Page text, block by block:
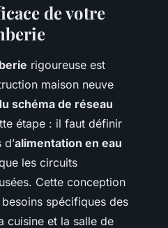
de votre
rigoureuse est
maison neuve
schéma de réseau
étape : il faut définir
alimentation en eau
les circuits
Cette conception
spécifiques des
cuisine et la salle de